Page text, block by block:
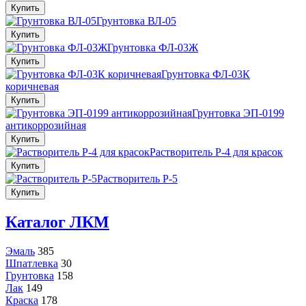
Купить
Грунтовка ВЛ-05
Купить
Грунтовка ФЛ-03Ж
Купить
Грунтовка ФЛ-03К
коричневая
Купить
Грунтовка ЭП-0199
антикоррозийная
Купить
Растворитель Р-4 для красок
Купить
Растворитель Р-5
Купить
Каталог ЛКМ
Эмаль 385
Шпатлевка 30
Грунтовка 158
Лак 149
Краска 178